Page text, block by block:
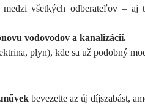
medzi všetkých odberateľov – aj
vodovodov a kanalizácií.
plyn), kde sa už podobný
bevezette az új díjszabást,